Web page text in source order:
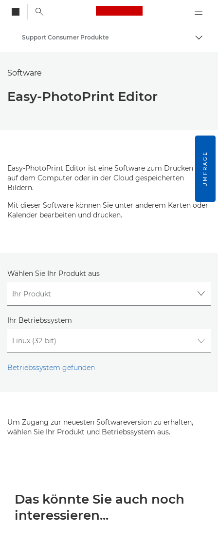
Canon Logo, back
Auf
Support Consumer Produkte
Software
Easy-PhotoPrint Editor
Easy-PhotoPrint Editor ist eine Software zum Drucken von
auf dem Computer oder in der Cloud gespeicherten
Bildern.
Mit dieser Software können Sie unter anderem Karten oder
Kalender bearbeiten und drucken.
Wählen Sie Ihr Produkt aus
Ihr Betriebssystem
Betriebssystem gefunden
Um Zugang zur neuesten Softwareversion zu erhalten,
wählen Sie Ihr Produkt und Betriebssystem aus.
Das könnte Sie auch noch
interessieren...
UMFRAGE